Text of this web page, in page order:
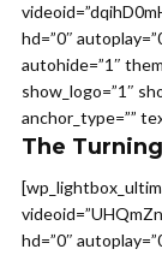
hd=”0″
autohide=”1″
show_logo=”1″
anchor_type=””
The
hd=”0″